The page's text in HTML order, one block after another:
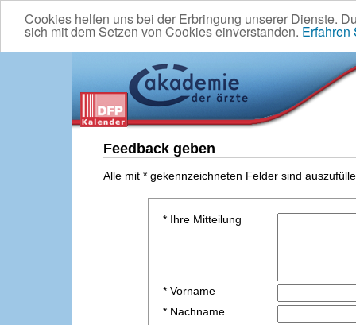
Cookies helfen uns bei der Erbringung unserer Dienste.
sich mit dem Setzen von Cookies einverstanden. Erfahren
Feedback geben
Alle mit * gekennzeichneten Felder sind
* Ihre Mitteilung
* Vorname
* Nachname